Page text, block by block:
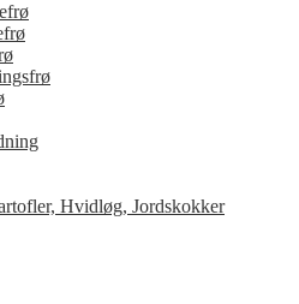
Hvidløg, Jordskokker